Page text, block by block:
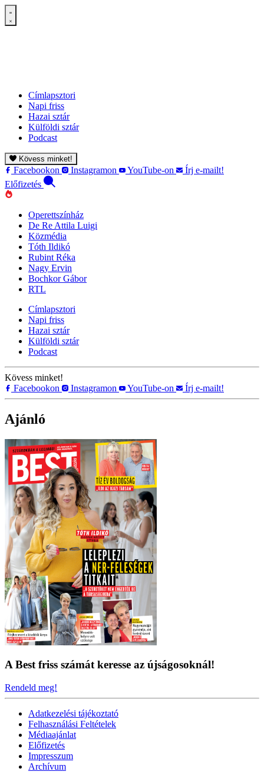
Címlapsztori
Napi friss
Hazai sztár
Külföldi sztár
Podcast
Kövess minket!
Facebookon Instagramon YouTube-on
Írj e-mailt!
Előfizetés
Operettszínház
De Re Attila Luigi
Közmédia
Tóth Ildikó
Rubint Réka
Nagy Ervin
Bochkor Gábor
RTL
Címlapsztori
Napi friss
Hazai sztár
Külföldi sztár
Podcast
Kövess minket!
Facebookon
Instagramon YouTube-on Írj e-mailt!
Ajánló
A Best friss számát keresse az újságosoknál!
Rendeld meg!
Adatkezelési tájékoztató
Felhasználási Feltételek
Médiaajánlat
Előfizetés
Impresszum
Archívum